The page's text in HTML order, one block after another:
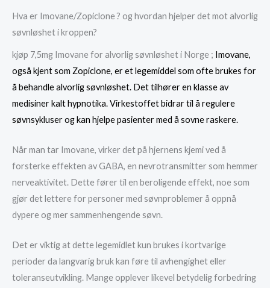
Hva er Imovane/Zopiclone ? og hvordan hjelper det mot alvorlig
søvnløshet i kroppen?
kjøp 7,5mg Imovane for alvorlig søvnløshet i Norge ; Imovane,
også kjent som Zopiclone, er et legemiddel som ofte brukes for
å behandle alvorlig søvnløshet. Det tilhører en klasse av
medisiner kalt hypnotika. Virkestoffet bidrar til å regulere
søvnsykluser og kan hjelpe pasienter med å sovne raskere.
Når man tar Imovane, virker det på hjernens kjemi ved å
forsterke effekten av GABA, en nevrotransmitter som hemmer
nerveaktivitet. Dette fører til en beroligende effekt, noe som
gjør det lettere for personer med søvnproblemer å oppnå
dypere og mer sammenhengende søvn.
Det er viktig at dette legemidlet kun brukes i kortvarige
perioder da langvarig bruk kan føre til avhengighet eller
toleranseutvikling. Mange opplever likevel betydelig forbedring